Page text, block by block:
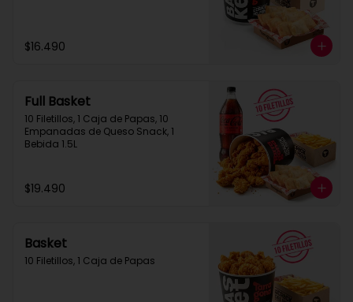
$16.490
Full Basket
10 Filetillos, 1 Caja de Papas, 10
Empanadas de Queso Snack, 1
Bebida 1.5L
$19.490
Basket
10 Filetillos, 1 Caja de Papas